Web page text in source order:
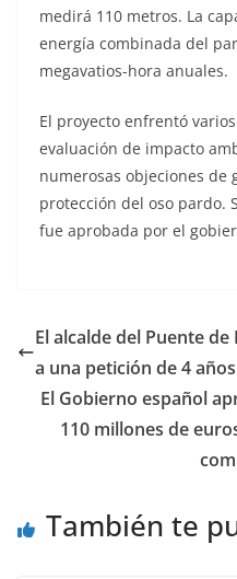
medirá 110 metros. La
energía combinada del
megavatios-hora anuales.
El proyecto enfrentó
evaluación de impacto
numerosas objeciones de
protección del oso pardo.
fue aprobada por el
El alcalde del Puente
a una petición de 4
El Gobierno español
110 millones de
También te